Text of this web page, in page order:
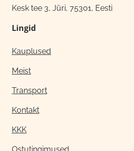
Kesk tee 3, Jüri, 75301, Eesti
Lingid
Kauplused
Meist
Transport
Kontakt
KKK